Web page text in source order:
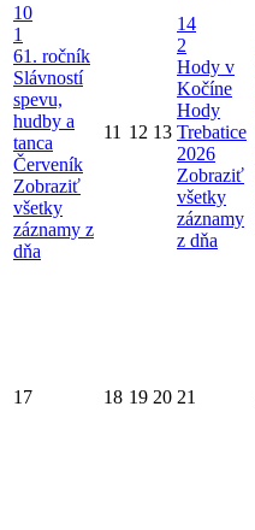
10
1
61. ročník
Slávností
spevu,
hudby a
tanca
Červeník
Zobraziť
všetky
záznamy z
dňa
11 12 13
14
2
Hody v
Kočíne
Hody
Trebatice
2026
Zobraziť
všetky
záznamy
z dňa
17 18 19 20 21